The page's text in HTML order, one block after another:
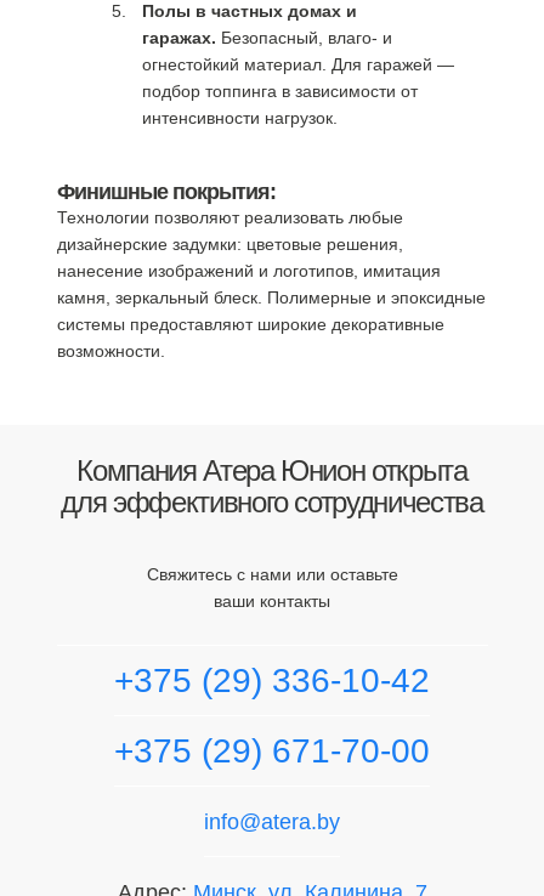
Полы в частных домах и
гаражах. Безопасный, влаго- и
огнестойкий материал. Для гаражей —
подбор топпинга в зависимости от
интенсивности нагрузок.
Финишные покрытия:
Технологии позволяют реализовать любые
дизайнерские задумки: цветовые решения,
нанесение изображений и логотипов, имитация
камня, зеркальный блеск. Полимерные и эпоксидные
системы предоставляют широкие декоративные
возможности.
Компания Атера Юнион открыта
для эффективного сотрудничества
Свяжитесь с нами или оставьте
ваши контакты
+375 (29) 336-10-42
+375 (29) 671-70-00
info@atera.by